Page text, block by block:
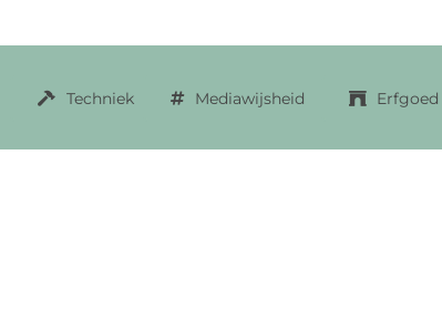
Techniek Mediawijsheid Erfgoed